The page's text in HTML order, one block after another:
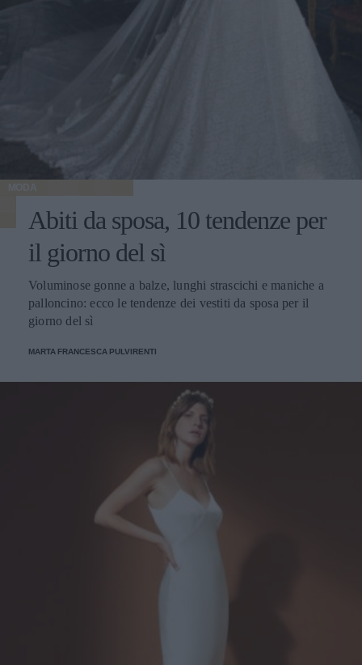
MODA
Abiti da sposa, 10 tendenze per
il giorno del sì
Voluminose gonne a balze, lunghi strascichi e maniche a
palloncino: ecco le tendenze dei vestiti da sposa per il
giorno del sì
MARTA FRANCESCA PULVIRENTI